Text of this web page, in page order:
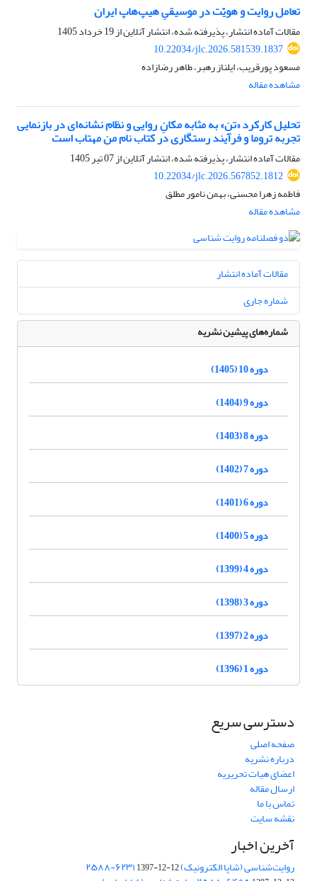
تعامل روایت و هویّت در موسیقیِ هیپ‌هاپ ایران
مقالات آماده انتشار، پذیرفته شده، انتشار آنلاین از19 خرداد 1405
10.22034/jlc.2026.581539.1837
مسعود پورقریب، ایلناز رهبر، طاهر رضازاده
مشاهده مقاله
تحلیل کارکرد «تن» به مثابه مکانِ روایی و نظام نشانه‌ای در بازنمایی
تجربه تروما و فرآیند رستگاری در کتاب نام من مهتاب است
مقالات آماده انتشار، پذیرفته شده، انتشار آنلاین از07 تیر 1405
10.22034/jlc.2026.567852.1812
فاطمه زهرا محسنی، بهمن نامور مطلق
مشاهده مقاله
مقالات آماده انتشار
شماره جاری
شماره‌های پیشین نشریه
دوره 10 (1405)
دوره 9 (1404)
دوره 8 (1403)
دوره 7 (1402)
دوره 6 (1401)
دوره 5 (1400)
دوره 4 (1399)
دوره 3 (1398)
دوره 2 (1397)
دوره 1 (1396)
دسترسی سریع
صفحه اصلی
درباره نشریه
اعضای هیات تحریریه
ارسال مقاله
تماس با ما
نقشه سایت
آخرین اخبار
روایت‌شناسی (شاپا الکترونیک) ‪۲۵۸۸-۶۲۳۱1397-12-12